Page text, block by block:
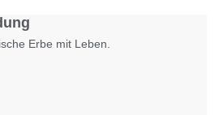
Erbe mit Leben.